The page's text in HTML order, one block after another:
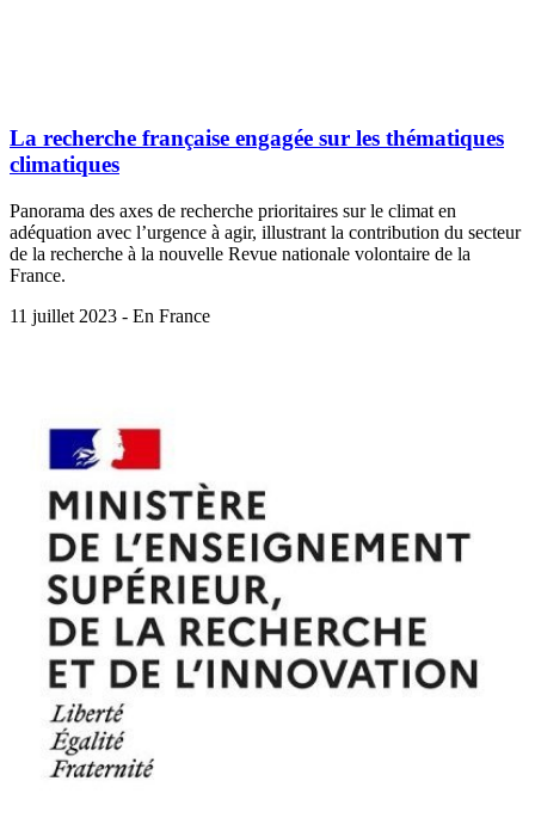
La recherche française engagée sur les thématiques
climatiques
Panorama des axes de recherche prioritaires sur le climat en
adéquation avec l’urgence à agir, illustrant la contribution du secteur
de la recherche à la nouvelle Revue nationale volontaire de la
France.
11 juillet 2023 - En France